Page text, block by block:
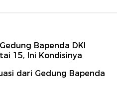
Bapenda DKI
15, Ini Kondisinya
dari Gedung Bapenda